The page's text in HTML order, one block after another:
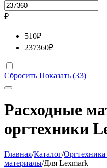
₽
510₽
237360₽
Сбросить Показать (33)
Расходные
оргтехники
Главная/Каталог/
материалы/Для Lexmark